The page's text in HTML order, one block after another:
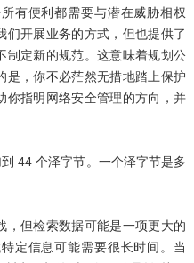
有便利都需要与潜在威胁相权
们开展业务的方式，但也提供了
制定新的规范。这意味着规划公
是，你不必茫然无措地踏上保护
你指明网络安全管理的方向，并
到44 个泽字节。一个泽字节是多
，但检索数据可能是一项更大的
定信息可能需要很长时间。当